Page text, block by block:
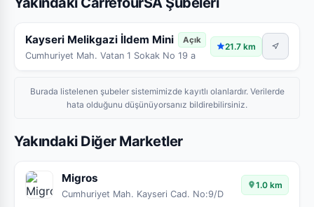
Kayseri Melikgazi İldem Mini Açık
Cumhuriyet Mah. Vatan 1 Sokak No 19 a
21.7 km
Burada listelenen şubeler sistemimizde kayıtlı olanlardır. Verilerde
hata olduğunu düşünüyorsanız bildirebilirsiniz.
Yakındaki Diğer Marketler
Migros
Cumhuriyet Mah. Kayseri Cad. No:9/D
1.0 km